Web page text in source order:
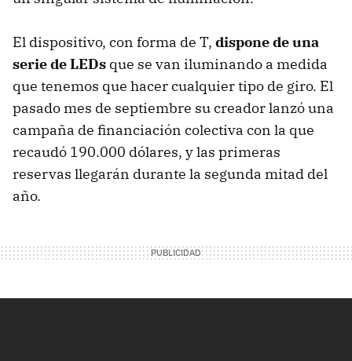
El dispositivo, con forma de T, dispone de una
serie de LEDs que se van iluminando a medida
que tenemos que hacer cualquier tipo de giro. El
pasado mes de septiembre su creador lanzó una
campaña de financiación colectiva con la que
recaudó 190.000 dólares, y las primeras
reservas llegarán durante la segunda mitad del
año.